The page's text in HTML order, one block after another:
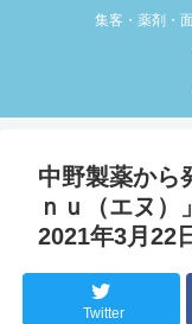
集客・薬剤・
中野製薬から
ｎｕ（エヌ）
2021年3月22
Twitter